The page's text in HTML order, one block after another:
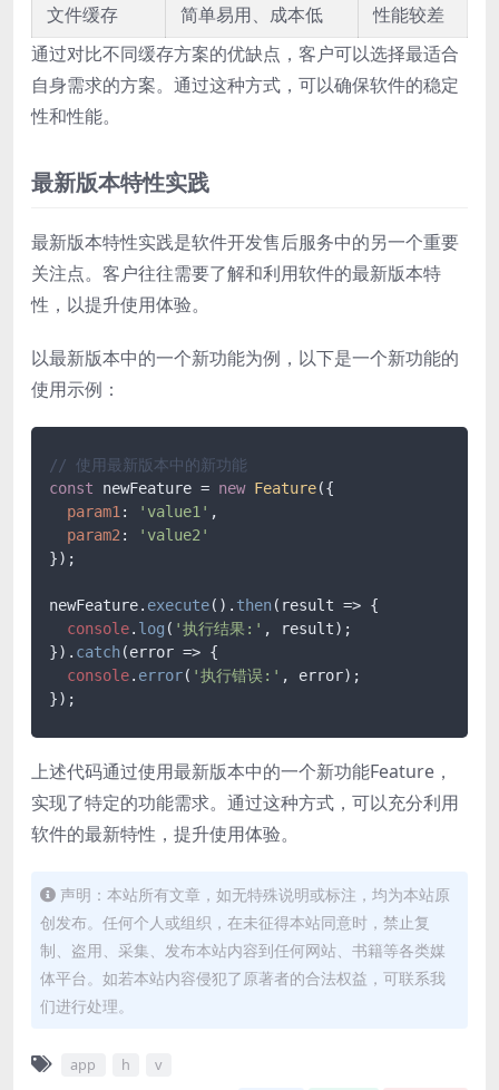
文件缓存
简单易用、成本低
性能较差
通过对比不同缓存方案的优缺点，客户可以选择最适合
自身需求的方案。通过这种方式，可以确保软件的稳定
性和性能。
最新版本特性实践
最新版本特性实践是软件开发售后服务中的另一个重要
关注点。客户往往需要了解和利用软件的最新版本特
性，以提升使用体验。
以最新版本中的一个新功能为例，以下是一个新功能的
使用示例：
// 使用最新版本中的新功能
const newFeature = new Feature({
param1 : 'value1' ,
param2 :
'value2'
});
newFeature. execute(). then( result => {
console. log ( '执行结果:' , result);
}). catch(error => {
console. error( '执行错误:' , error);
上述代码通过使用最新版本中的一个新功能Feature，
实现了特定的功能需求。通过这种方式，可以充分利用
软件的最新特性，提升使用体验。
声明：本站所有文章，如无特殊说明或标注，均为本站原
创发布。任何个人或组织，在未征得本站同意时，禁止复
制、盗用、采集、发布本站内容到任何网站、书籍等各类媒
体平台。如若本站内容侵犯了原著者的合法权益，可联系我
们进行处理。
app h v